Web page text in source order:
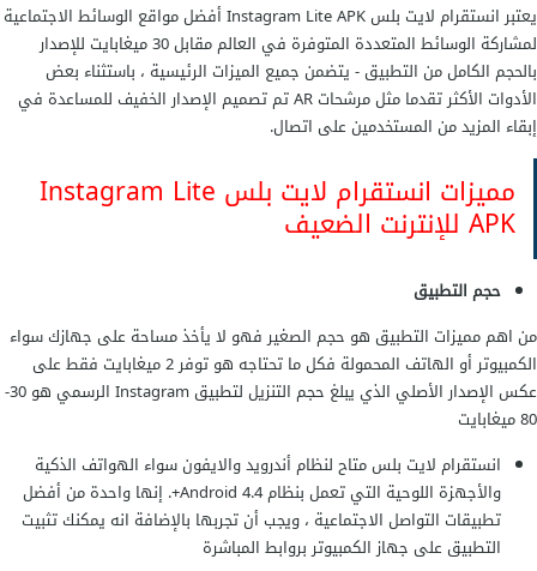
يعتبر انستقرام لايت بلس Instagram Lite APK أفضل مواقع الوسائط الاجتماعية
لمشاركة الوسائط المتعددة المتوفرة في العالم مقابل 30 ميغابايت للإصدار
بالحجم الكامل من التطبيق - يتضمن جميع الميزات الرئيسية ، باستثناء بعض
الأدوات الأكثر تقدما مثل مرشحات AR تم تصميم الإصدار الخفيف للمساعدة في
إبقاء المزيد من المستخدمين على اتصال.
مميزات انستقرام لايت بلس Instagram Lite
APK للإنترنت الضعيف
حجم التطبيق
من اهم مميزات التطبيق هو حجم الصغير فهو لا يأخذ مساحة على جهازك سواء
الكمبيوتر أو الهاتف المحمولة فكل ما تحتاجه هو توفر 2 ميغابايت فقط على
عكس الإصدار الأصلي الذي يبلغ حجم التنزيل لتطبيق Instagram الرسمي هو 30-
80 ميغابايت
انستقرام لايت بلس متاح لنظام أندرويد والايفون سواء الهواتف الذكية
والأجهزة اللوحية التي تعمل بنظام Android 4.4+. إنها واحدة من أفضل
تطبيقات التواصل الاجتماعية ، ويجب أن تجربها بالإضافة انه يمكنك تثبيت
التطبيق على جهاز الكمبيوتر بروابط المباشرة